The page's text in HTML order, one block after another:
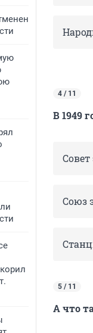
4 / 11
В 1949
Союз
5 / 11
А что